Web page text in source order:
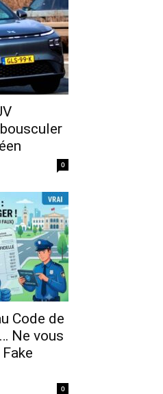
0
Code de
Ne vous
0